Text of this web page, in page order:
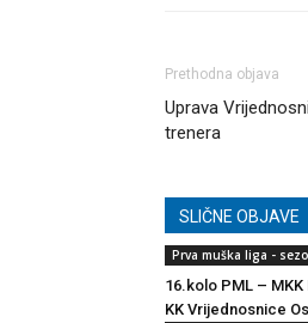
Prethodna objava
Uprava
trenera
SLIČNE OBJAVE
Prva muška liga -
16.kolo PML –
KK Vrijednosnice